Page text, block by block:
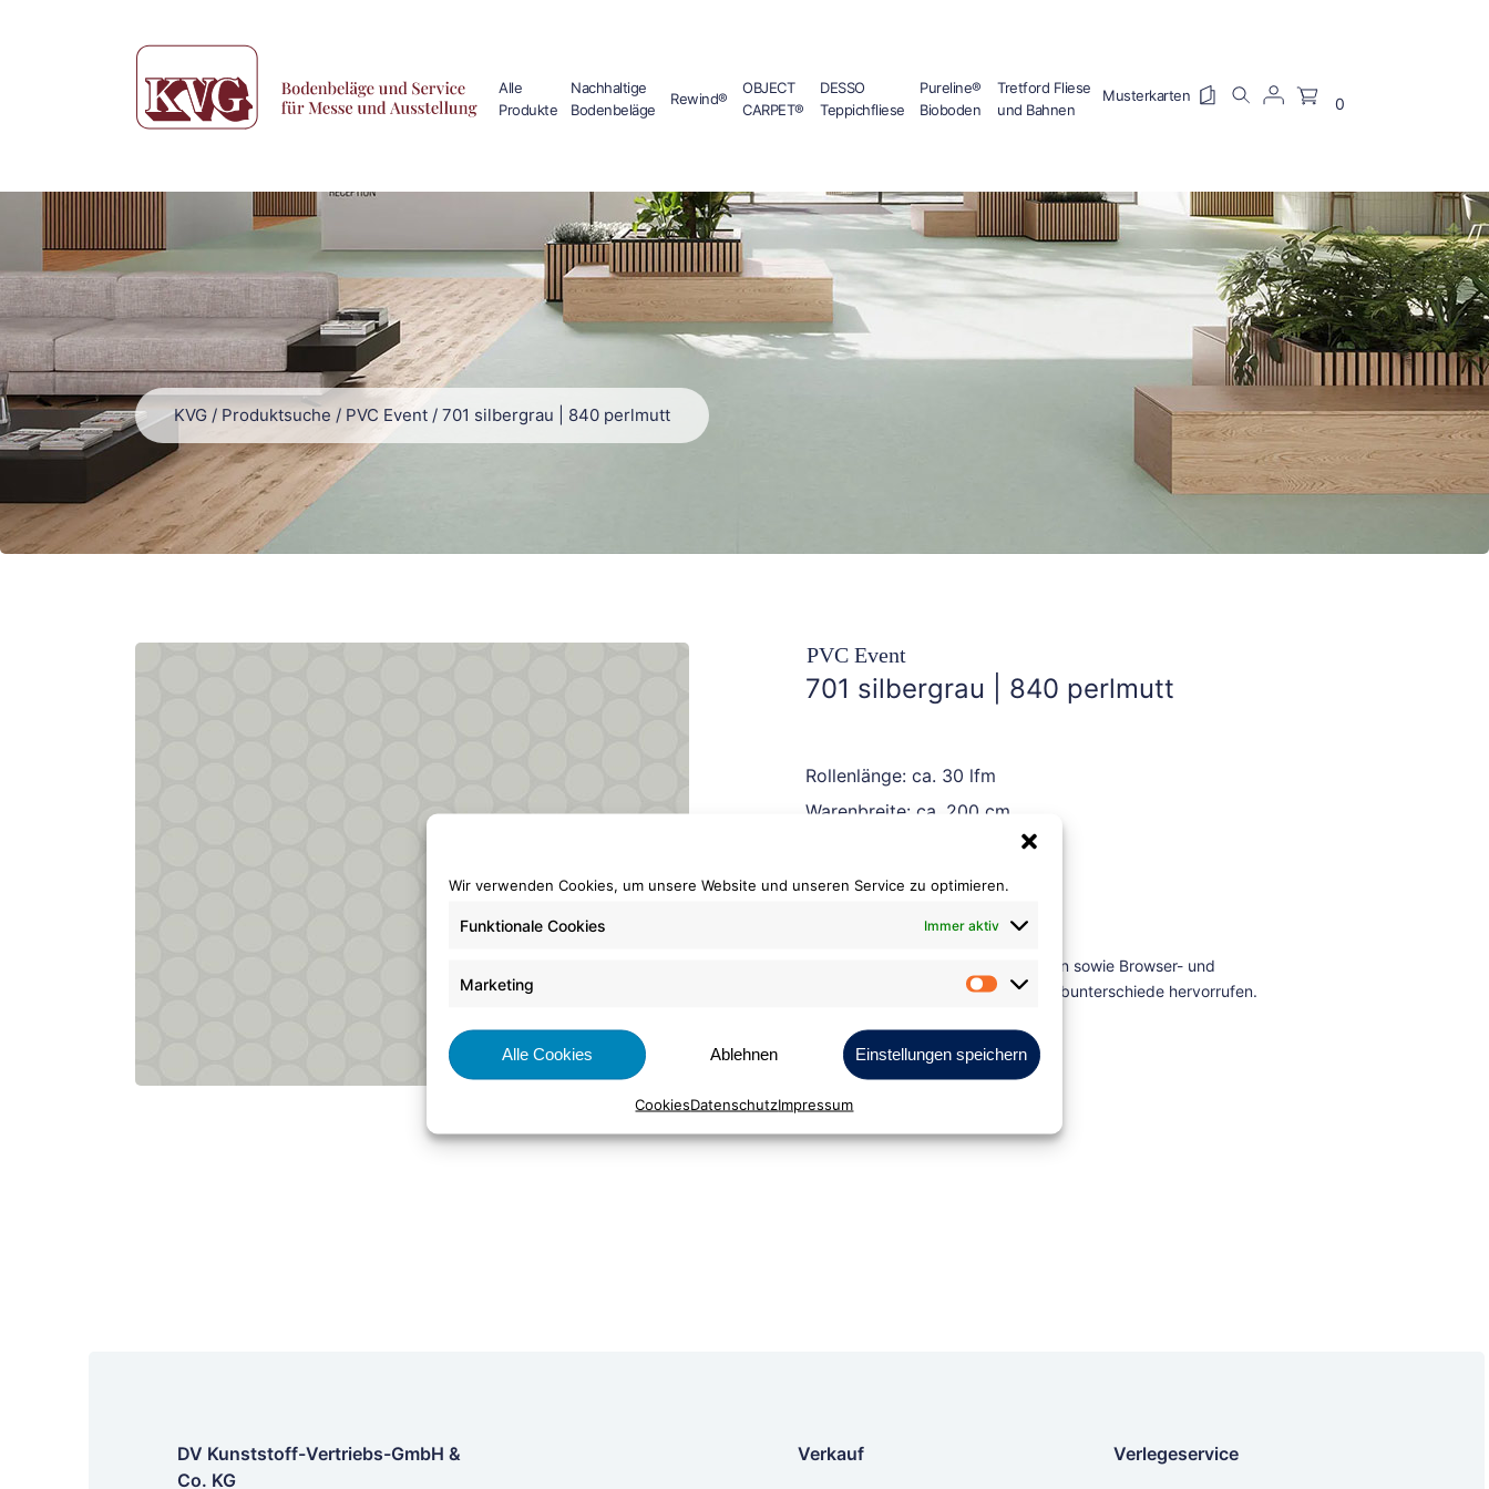
Wir verwenden Cookies, um unsere Website und unseren Service zu optimieren.
Funktionale Cookies Immer aktiv
Marketing Marketing
Alle Cookies Ablehnen Einstellungen speichern
CookiesDatenschutzImpressum
Alle
Produkte
Nachhaltige
Bodenbeläge
Rewind®
OBJECT
CARPET®
DESSO
Teppichfliese
Pureline®
Bioboden
Tretford Fliese
und Bahnen
0
KVG / Produktsuche / PVC Event / 701 silbergrau | 840 perlmutt
701 silbergrau | 840 perlmutt
Rollenlänge: ca. 30 lfm
Warenbreite: ca. 200 cm
Bestellen
PVC Event
DV Kunststoff-Vertriebs-GmbH &
Co. KG
Verkauf Verlegeservice